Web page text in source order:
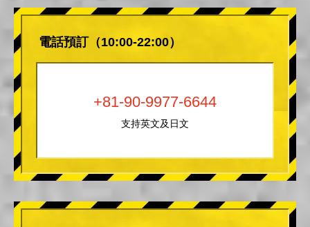
電話預訂（10:00-22:00）
+81-90-9977-6644
支持英文及日文